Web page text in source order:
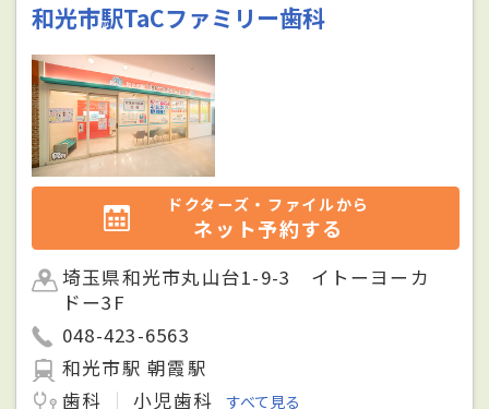
和光市駅TaCファミリー歯科
ドクターズ・ファイルから
ネット予約する
埼玉県和光市丸山台1-9-3 イトーヨーカ
ドー3F
048-423-6563
和光市駅 朝霞駅
歯科
小児歯科 すべて見る